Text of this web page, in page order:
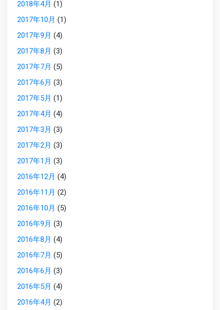
2018年4月 (1)
2017年10月 (1)
2017年9月 (4)
2017年8月 (3)
2017年7月 (5)
2017年6月 (3)
2017年5月 (1)
2017年4月 (4)
2017年3月 (3)
2017年2月 (3)
2017年1月 (3)
2016年12月 (4)
2016年11月 (2)
2016年10月 (5)
2016年9月 (3)
2016年8月 (4)
2016年7月 (5)
2016年6月 (3)
2016年5月 (4)
2016年4月 (2)